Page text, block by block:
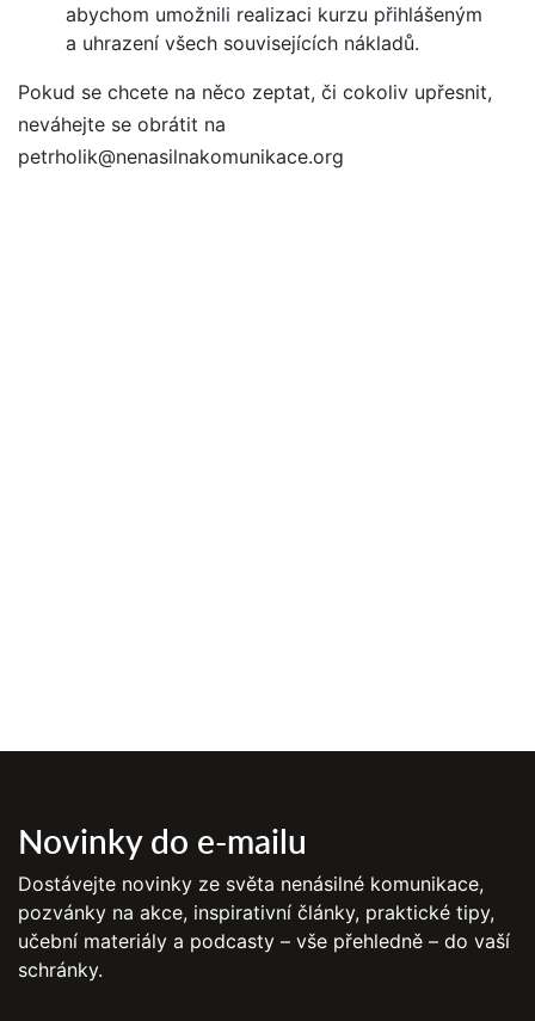
abychom umožnili realizaci kurzu přihlášeným
a uhrazení všech souvisejících nákladů.
Pokud se chcete na něco zeptat, či cokoliv upřesnit,
neváhejte se obrátit na
petrholik@nenasilnakomunikace.org
Novinky do e-mailu
Dostávejte novinky ze světa nenásilné komunikace,
pozvánky na akce, inspirativní články, praktické tipy,
učební materiály a podcasty – vše přehledně – do vaší
schránky.